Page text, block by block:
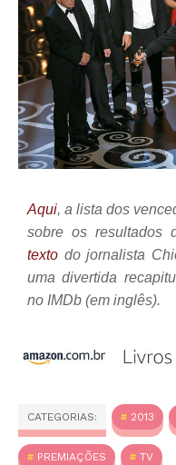
Aqui, a lista dos
sobre os resultados
texto do jornalista
uma divertida
no IMDb (em inglês).
CATEGORIAS: 2013
PREMIAÇÕES TV